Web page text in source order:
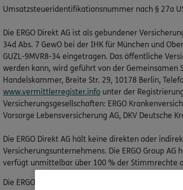
Umsatzsteueridentifikationsnummer nach § 27a
Die ERGO Direkt AG ist als gebundener
34d Abs. 7 GewO bei der IHK für München und
GUZL-9MVR8-34 eingetragen. Das öffentliche
werden kann, wird geführt von der Gemeinsamen
Handelskammer, Breite Str. 29, 10178 Berlin,
www.vermittlerregister.info unter der
Versicherungsgesellschaften: ERGO
Vorsorge Lebensversicherung AG, DKV Deutsche
Die ERGO Direkt AG hält keine direkten oder
Versicherungsunternehmens. Die ERGO Group
verfügt unmittelbar über 100 % der Stimmrechte
Die ERGO Direkt AG nimmt verpflichtend an